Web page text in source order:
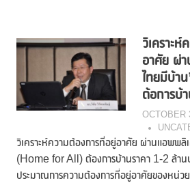
วิเคราะ
อาศัย ผ่
ไทยมีบ้
ต้อการบ้
OCTOBER
วิเคราะห์ความต้องการที่อยู่อาศัย ผ่านแอพพลิ
(Home for All) ต้องการบ้านราคา 1-2 ล้าน
ประมาณการความต้องการที่อยู่อาศัยของหน่วย